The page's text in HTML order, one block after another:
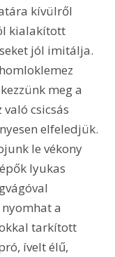
kívülről
kialakított
jól imitálja.
meg a
csicsás
elfeledjük.
le vékony
lyukas
a
tarkított
ívelt élű,